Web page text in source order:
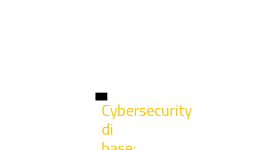
Cybersecurity
di